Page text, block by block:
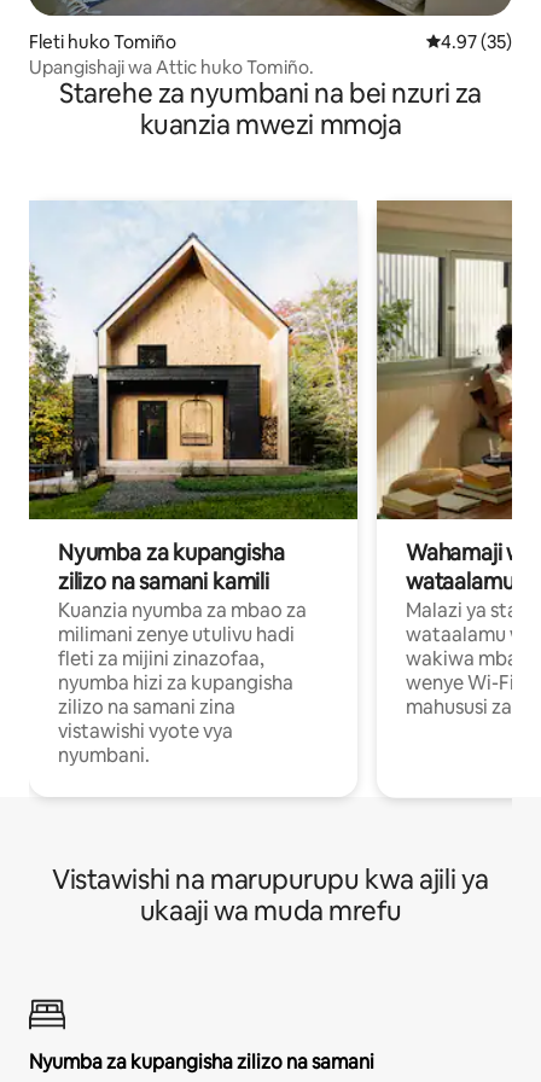
Fleti huko Tomiño Ukadiriaji wa
4.97 (35)
Upangishaji wa Attic huko Tomiño.
Starehe za nyumbani na bei nzuri za
kuanzia mwezi mmoja
Nyumba za kupangisha
zilizo na samani kamili
Kuanzia nyumba za mbao za
milimani zenye utulivu hadi
fleti za mijini zinazofaa,
nyumba hizi za kupangisha
zilizo na samani zina
vistawishi vyote vya
nyumbani.
Wahamaji
wataalamu
Malazi ya
wataalamu
wakiwa mbali
wenye Wi-Fi
mahususi za
Vistawishi na marupurupu kwa ajili ya
ukaaji wa muda mrefu
Nyumba za kupangisha zilizo na samani